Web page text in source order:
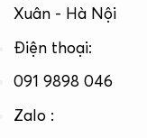
Xuân - Hà Nội
Điện thoại:
091 9898 046
Zalo :